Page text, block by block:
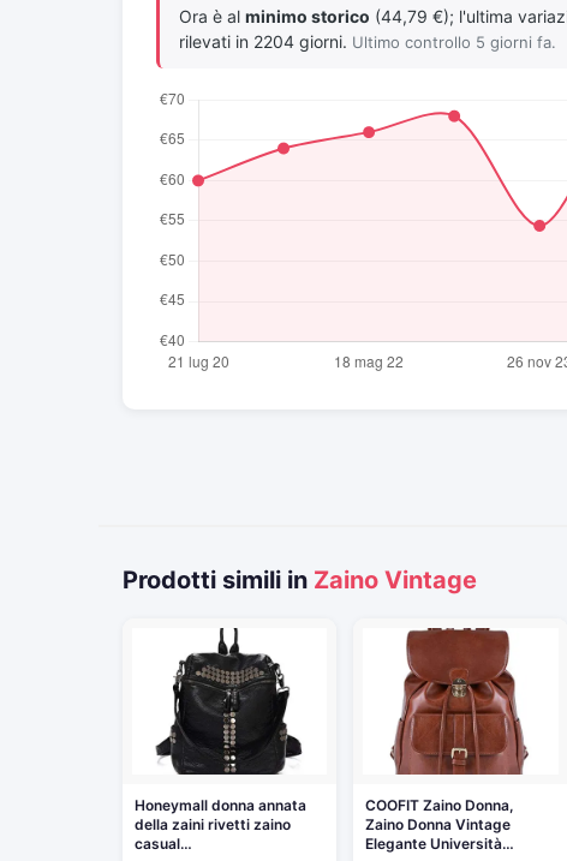
Ora è al minimo storico (44,79 €); l'ultima
rilevati in 2204 giorni. Ultimo controllo 5 giorni fa.
Prodotti simili in Zaino Vintage
Honeymall donna annata
della zaini rivetti zaino
casual…
COOFIT Zaino Donna,
Zaino Donna Vintage
Elegante Università…